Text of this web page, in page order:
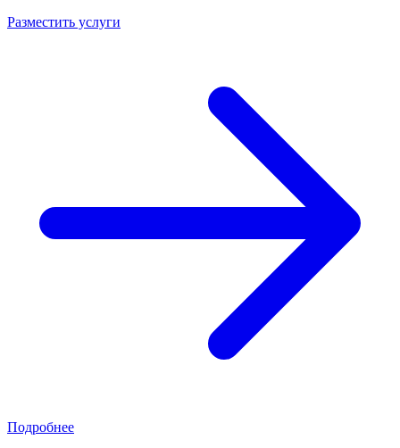
Разместить услуги
Подробнее